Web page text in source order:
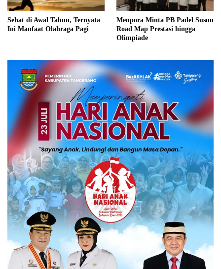
Sehat di Awal Tahun, Ternyata
Ini Manfaat Olahraga Pagi
Menpora Minta PB Padel Susun
Road Map Prestasi hingga
Olimpiade